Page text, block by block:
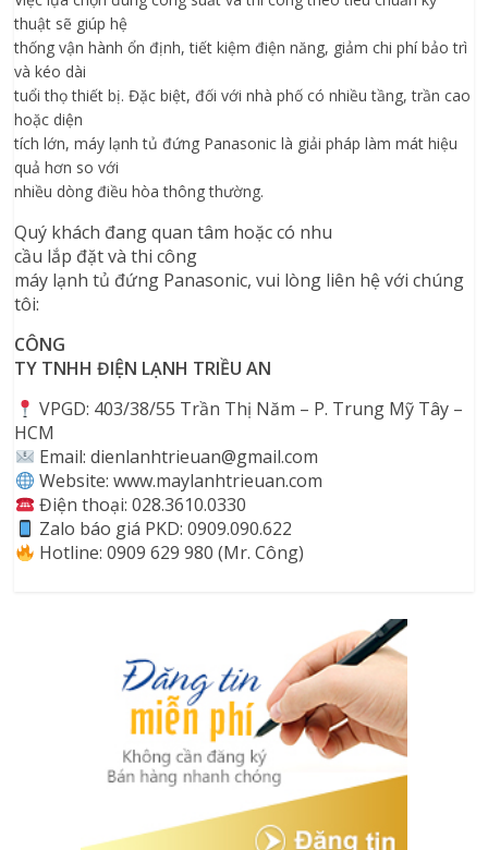
thuật sẽ giúp hệ
thống vận hành ổn định, tiết kiệm điện năng, giảm chi phí bảo trì
và kéo dài
tuổi thọ thiết bị. Đặc biệt, đối với nhà phố có nhiều tầng, trần cao
hoặc diện
tích lớn, máy lạnh tủ đứng Panasonic là giải pháp làm mát hiệu
quả hơn so với
nhiều dòng điều hòa thông thường.
Quý khách đang quan tâm hoặc có nhu
cầu lắp đặtvà thi công
máy lạnh tủ đứng Panasonic, vui lòng liên hệvới chúng
tôi:
CÔNG
TY TNHH ĐIỆN LẠNH TRIỀU AN
VPGD: 403/38/55 Trần Thị Năm – P. Trung Mỹ Tây –
HCM
Email: dienlanhtrieuan@gmail.com
Website: www.maylanhtrieuan.com
️ Điện thoại: 028.3610.0330
Zalo báo giá PKD: 0909.090.622
Hotline: 0909 629 980 (Mr. Công)